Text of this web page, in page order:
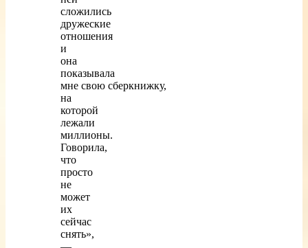
сложились
дружеские
отношения
и
она
показывала
мне свою сберкнижку,
на
которой
лежали
миллионы.
Говорила,
что
просто
не
может
их
сейчас
снять»,